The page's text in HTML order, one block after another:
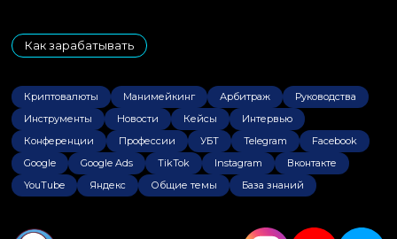
Как зарабатывать
Криптовалюты Манимейкинг Арбитраж
Руководства
Инструменты
Новости Кейсы
Интервью
Конференции
Профессии УБТ Telegram
Facebook
Google
Google Ads TikTok Instagram
Вконтакте
YouTube
Яндекс Общие темы База знаний